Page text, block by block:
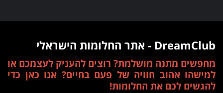
DreamClub - אתר החלומות הישראלי
מחפשים מתנה מושלמת? רוצים להעניק לעצמכם או
למישהו אהוב חוויה של פעם בחיים? אנו כאן כדי
להגשים לכם את החלומות!